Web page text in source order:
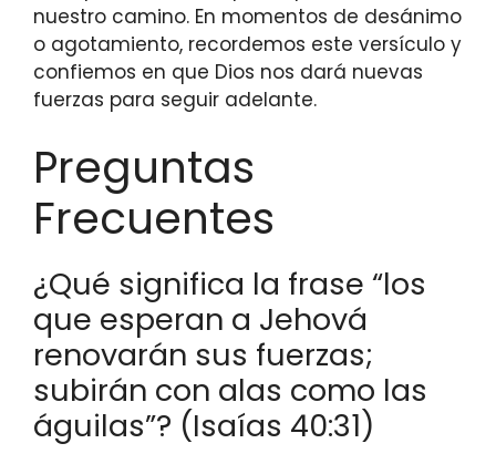
nuestro camino. En momentos de desánimo
o agotamiento, recordemos este versículo y
confiemos en que Dios nos dará nuevas
fuerzas para seguir adelante.
Preguntas
Frecuentes
¿Qué significa la frase “los
que esperan a Jehová
renovarán sus fuerzas;
subirán con alas como las
águilas”? (Isaías 40:31)